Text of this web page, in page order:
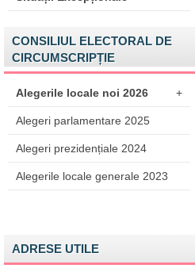
CONSILIUL ELECTORAL DE
CIRCUMSCRIPȚIE
Alegerile locale noi 2026 +
Alegeri parlamentare 2025
Alegeri prezidențiale 2024
Alegerile locale generale 2023
ADRESE UTILE